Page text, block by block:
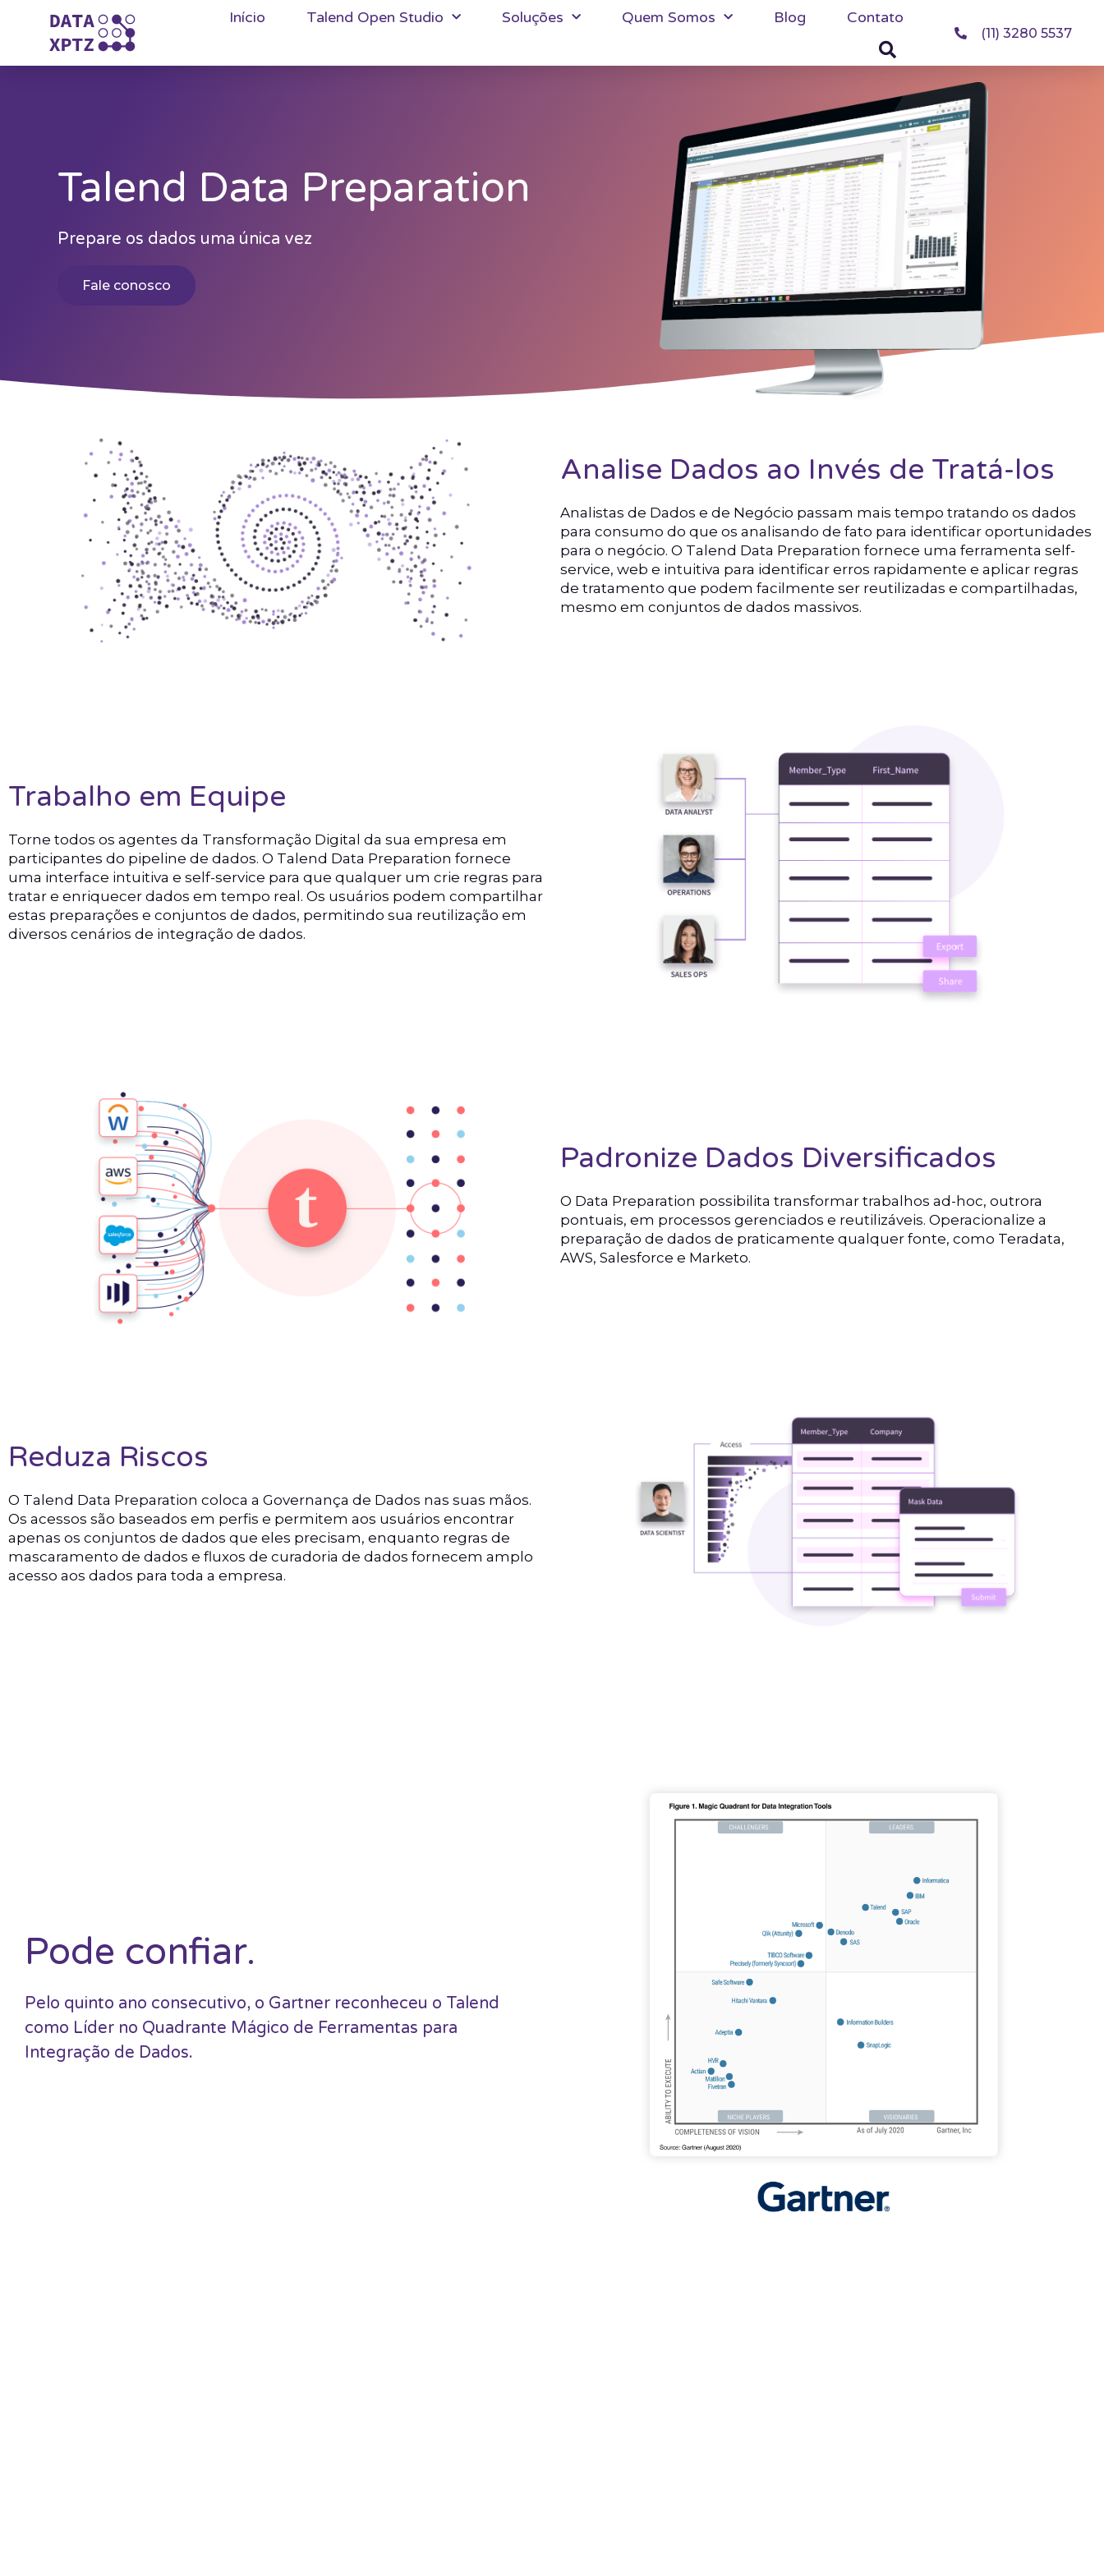
Início Talend Open Studio Soluções Quem Somos Blog Contato
(11) 3280 5537
Talend Data Preparation
Prepare os dados uma única vez
Fale conosco
Analise Dados ao Invés de Tratá-los
Analistas de Dados e de Negócio passam mais tempo tratando os dados
para consumo do que os analisando de fato para identificar oportunidades
para o negócio. O Talend Data Preparation fornece uma ferramenta self-
service, web e intuitiva para identificar erros rapidamente e aplicar regras
de tratamento que podem facilmente ser reutilizadas e compartilhadas,
mesmo em conjuntos de dados massivos.
Trabalho em Equipe
Torne todos os agentes da Transformação Digital da sua empresa em
participantes do pipeline de dados. O Talend Data Preparation fornece
uma interface intuitiva e self-service para que qualquer um crie regras para
tratar e enriquecer dados em tempo real. Os usuários podem compartilhar
estas preparações e conjuntos de dados, permitindo sua reutilização em
diversos cenários de integração de dados.
Padronize Dados Diversificados
O Data Preparation possibilita transformar trabalhos ad-hoc, outrora
pontuais, em processos gerenciados e reutilizáveis. Operacionalize a
preparação de dados de praticamente qualquer fonte, como Teradata,
AWS, Salesforce e Marketo.
Reduza Riscos
O Talend Data Preparation coloca a Governança de Dados nas suas mãos.
Os acessos são baseados em perfis e permitem aos usuários encontrar
apenas os conjuntos de dados que eles precisam, enquanto regras de
mascaramento de dados e fluxos de curadoria de dados fornecem amplo
acesso aos dados para toda a empresa.
Pode confiar.
Pelo quinto ano consecutivo, o Gartner reconheceu o Talend
como Líder no Quadrante Mágico de Ferramentas para
Integração de Dados.